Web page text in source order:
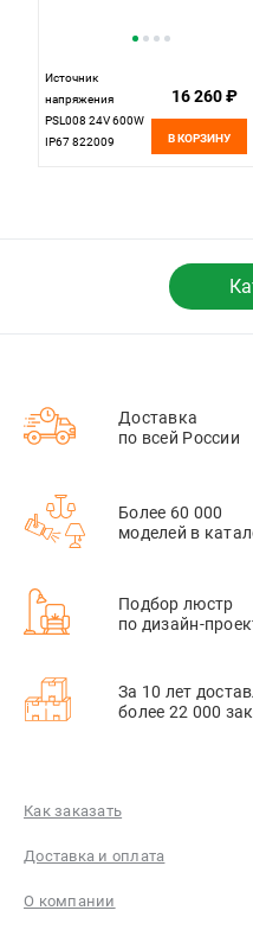
Источник
напряжения
PSL008 24V 600W
IP67 822009
16 260 ₽
В КОРЗИНУ
Доставка
по всей России
Более 60 000
моделей в
Подбор люстр
по дизайн-
За 10 лет
более 22 000
Как заказать
Доставка и оплата
О компании